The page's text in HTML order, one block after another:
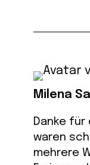
Milena
Danke
waren
mehrere